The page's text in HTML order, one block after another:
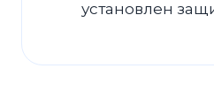
установлен